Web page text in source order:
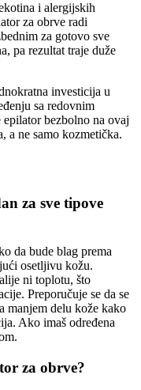
i alergijskih
za obrve radi
za gotovo sve
pa rezultat traje duže
investicija u
sa redovnim
bezbolno na ovaj
a ne samo kozmetička.
za sve tipove
da bude blag prema
osetljivu kožu.
ni toplotu, što
Preporučuje se da se
manjem delu kože kako
Ako imaš određena
za obrve?